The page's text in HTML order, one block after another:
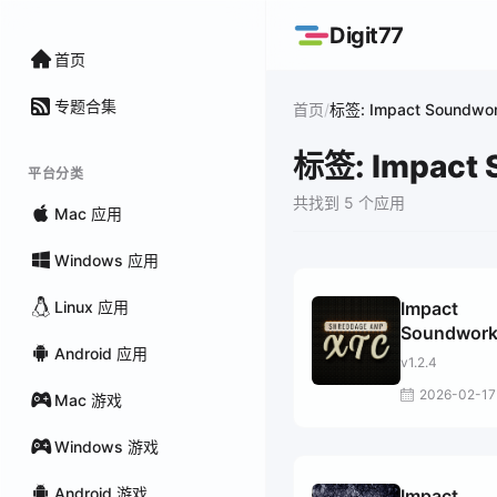
首页
专题合集
平台分类
Mac 应用
Windows 应用
Linux 应用
Android 应用
Mac 游戏
Windows 游戏
Android 游戏
Digit77
首页/标签: Impact
标签: Impact
共找到 5 个应用
Impact
Shreddage
v1.2.4
2026-02-17